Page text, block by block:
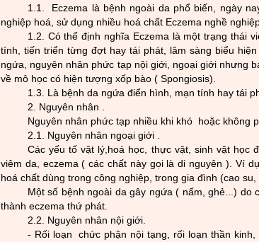
1.1. Eczema là bệnh ngoài da phổ biến, ngày
nghiệp hoá, sử dụng nhiều hoá chất Eczema nghề
1.2. Có thể định nghĩa Eczema là một trạng thái
tính, tiến triển từng đợt hay tái phát, lâm sàng biểu
ngứa, nguyên nhân phức tạp nội giới, ngoại giới như­ng
về mô học có hiện tư­ợng xốp bào ( Spongiosis).
1.3. Là bệnh da ngứa điển hình, mạn tính hay tái
2. Nguyên nhân .
Nguyên nhân phức tạp nhiều khi khó hoặc không
2.1. Nguyên nhân ngoại giới .
Các yếu tố vật lý,hoá học, thực vật, sinh vật học
viêm da, eczema ( các chất này gọi là di nguyên ). Ví
hoá chất dùng trong công nghiệp, trong gia đình (cao su,
Một số bệnh ngoài da gây ngứa ( nấm, ghẻ...)
thành eczema thứ phát.
2.2. Nguyên nhân nội giới.
- Rối loạn chức phận nội tạng, rối loạn thần